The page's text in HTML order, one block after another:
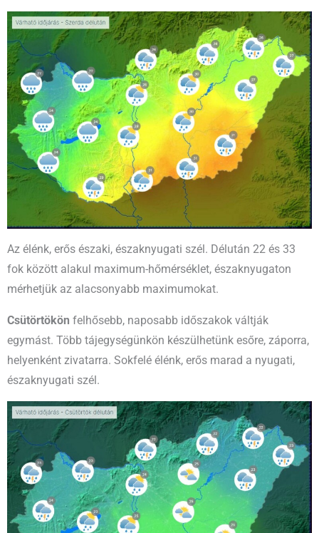
Az élénk, erős északi, északnyugati szél. Délután 22 és 33
fok között alakul maximum-hőmérséklet, északnyugaton
mérhetjük az alacsonyabb maximumokat.
Csütörtökön felhősebb, naposabb időszakok váltják
egymást. Több tájegységünkön készülhetünk esőre, záporra,
helyenként zivatarra. Sokfelé élénk, erős marad a nyugati,
északnyugati szél.